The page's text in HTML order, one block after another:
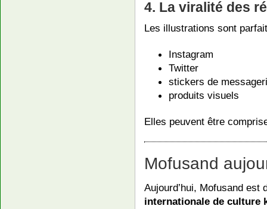
4. La viralité des
Les illustrations sont
Instagram
Twitter
stickers de
produits visuels
Elles peuvent être
Mofusand
Aujourd’hui, Mofusand est
internationale de culture